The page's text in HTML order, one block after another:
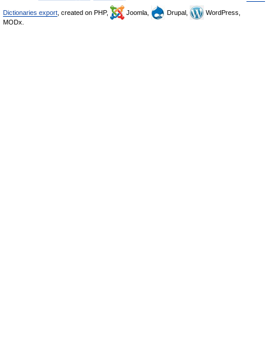
Dictionaries export , created on PHP, Joomla, Drupal,
WordPress,
MODx.